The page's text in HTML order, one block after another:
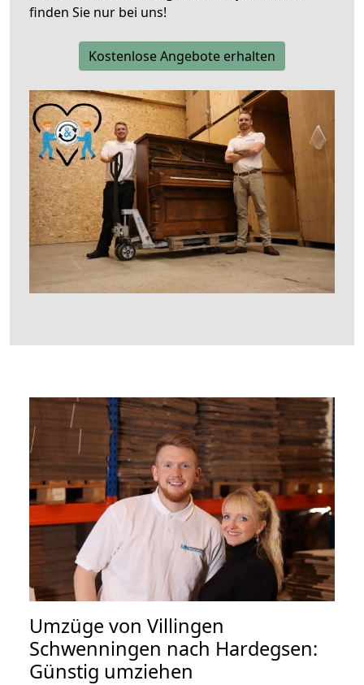
finden Sie nur bei uns!
Kostenlose Angebote erhalten
Umzüge von Villingen
Schwenningen nach Hardegsen:
Günstig umziehen